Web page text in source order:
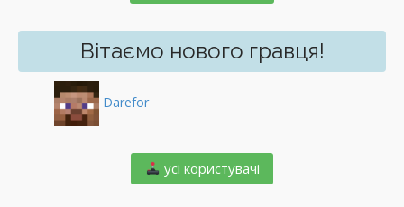
Вітаємо нового гравця!
Darefor
️ усі користувачі